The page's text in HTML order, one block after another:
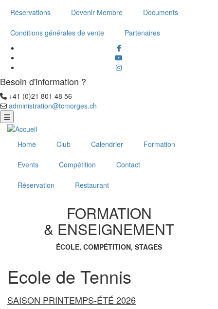
Réservations Devenir Membre Documents
Conditions générales de vente Partenaires
facebook
instagram
Besoin d'information ?
Téléphone
+41 (0)21 801 48 56
Email
administration@tcmorges.ch
Home Club Calendrier Formation
Events Compétition Contact
Réservation Restaurant
FORMATION
& ENSEIGNEMENT
ÉCOLE, COMPÉTITION, STAGES
Ecole de Tennis
SAISON PRINTEMPS-ÉTÉ 2026